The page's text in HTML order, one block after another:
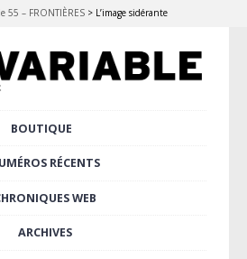
55 – FRONTIÈRES > L’image sidérante
BOUTIQUE
RÉCENTS
WEB
ARCHIVES